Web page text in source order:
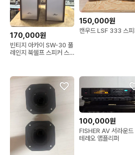
170,000원
빈티지 아카이 SW-30 풀
레인지 북쉘프 스피커 스
150,000원
캔우드 LSF 333 스피
100,000원
FISHER AV 서라운드
테레오 앰플리퍼